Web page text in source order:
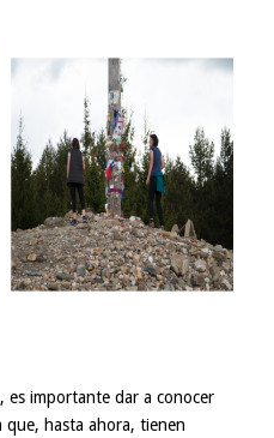
es importante dar a conocer
que, hasta ahora, tienen